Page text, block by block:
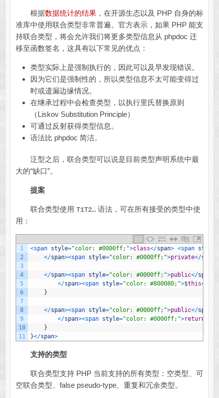
根据数据统计的结果，在开源生态以及 PHP 自身的标
准库中使用联合类型非常普遍。官方表示，如果 PHP 能支
持联合类型，将会允许我们将更多类型信息从 phpdoc 迁
移至函数签名，这具有以下常见的优点：
类型实际上是强制执行的，因此可以及早发现错误。
因为它们是强制性的，所以类型信息不太可能变得过
时或遗漏边缘情况。
在继承过程中会检查类型，以执行里氏替换原则
（Liskov Substitution Principle）
可通过反射获得类型信息。
语法比 phpdoc 简洁。
泛型之后，联合类型可以说是目前类型声明系统中最
大的“缺口”。
提案
联合类型使用 T1T2…语法，可在所有接受的类型中使
用：
1
2
3
4
5
6
7
8
9
10
11
<span style="color: #0000ff;">class</span> <span style
</span><span style="color: #0000ff;">private</span
</span><span style="color: #0000ff;">public</span
</span><span style="color: #800080;">$this<
}
</span><span style="color: #0000ff;">public</span
</span><span style="color: #0000ff;">return
}
}</span>
支持的类型
联合类型支持 PHP 当前支持的所有类型：空类型、可
空联合类型、false pseudo-type、重复和冗余类型。